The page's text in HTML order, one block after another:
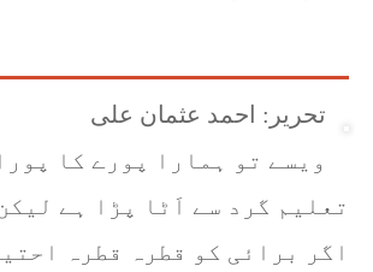
تحریر: احمد عثمان علی
ویسے تو ہمارا پورے کا
تعلیم گرد سے اَٹا پڑا ہے
اگر برائی کو قطرہ قطرہ